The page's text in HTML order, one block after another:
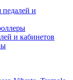
и
и кабинетов